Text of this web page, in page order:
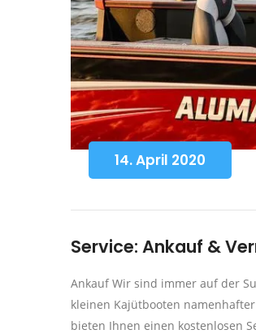
14. April 2020
Service: Ankauf &
Ankauf Wir sind immer auf der
kleinen Kajütbooten
bieten Ihnen einen kostenlosen